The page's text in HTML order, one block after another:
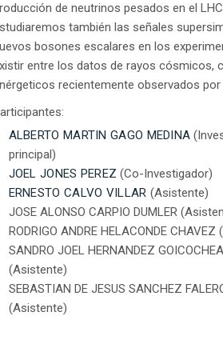
de neutrinos pesados en el
también las señales
bosones escalares en los
entre los datos de rayos cósmicos,
recientemente observados por
ALBERTO MARTIN GAGO MEDINA
principal)
JOEL JONES PEREZ (Co-Investigador)
ERNESTO CALVO VILLAR (Asistente)
JOSE ALONSO CARPIO DUMLER
RODRIGO ANDRE HELACONDE
SANDRO JOEL HERNANDEZ GOICOCHEA
(Asistente)
SEBASTIAN DE JESUS SANCHEZ
(Asistente)